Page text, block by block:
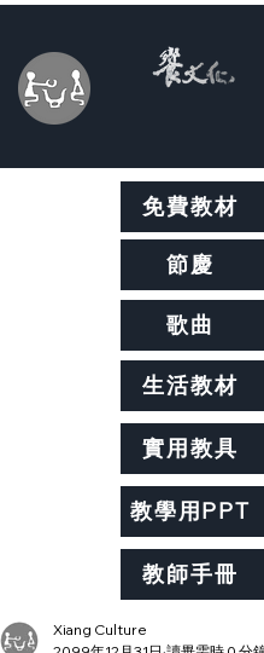
免費教材
實用教具
節慶
生活教材
歌曲
教學用PPT
教師手冊
Xiang Culture